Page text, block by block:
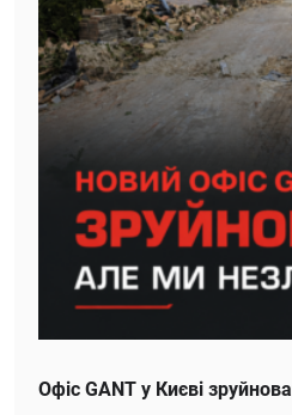
Офіс GANT у Києві